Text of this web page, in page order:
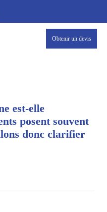
Obtenir un devis
est-elle
posent souvent
donc clarifier